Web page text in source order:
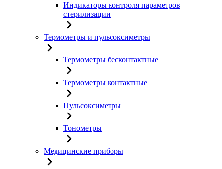
Индикаторы контроля параметров
стерилизации
Термометры и пульсоксиметры
Термометры бесконтактные
Термометры контактные
Пульсоксиметры
Тонометры
Медицинские приборы